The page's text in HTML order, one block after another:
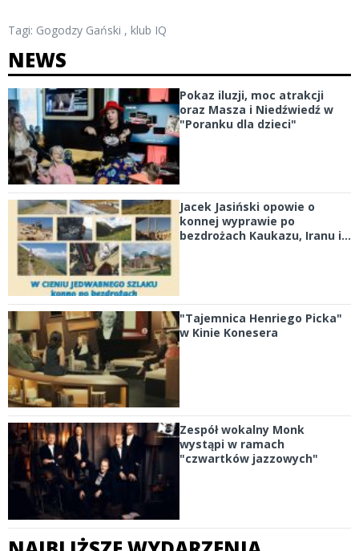
Tagi: Gogodzy Gański , klub IQ
NEWS
Pokaz iluzji, moc atrakcji
oraz Masza i Niedźwiedź w
"Poranku dla dzieci"
Jacek Jasiński opowie o
konnej wyprawie po
bezdrożach Kaukazu, Iranu i...
"Tajemnica Henriego Picka"
w Kinie Konesera
Zespół wokalny Monk
wystąpi w ramach
"czwartków jazzowych"